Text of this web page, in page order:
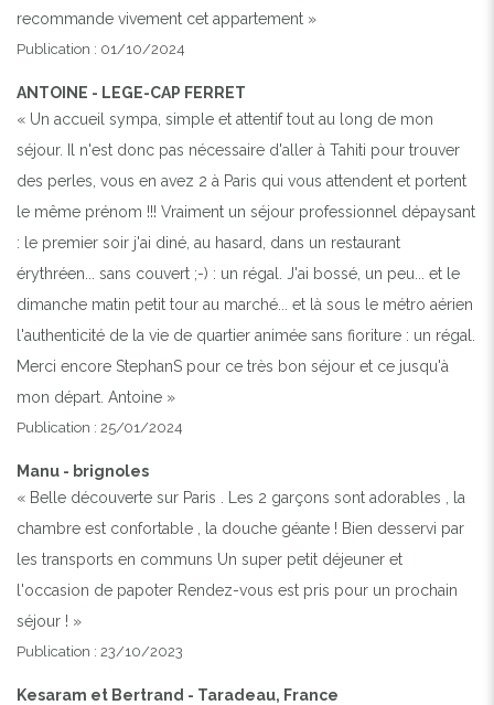
recommande vivement cet appartement »
Publication : 01/10/2024
ANTOINE - LEGE-CAP FERRET
« Un accueil sympa, simple et attentif tout au long de mon
séjour. Il n'est donc pas nécessaire d'aller à Tahiti pour trouver
des perles, vous en avez 2 à Paris qui vous attendent et portent
le même prénom !!! Vraiment un séjour professionnel dépaysant
: le premier soir j'ai diné, au hasard, dans un restaurant
érythréen... sans couvert ;-) : un régal. J'ai bossé, un peu... et le
dimanche matin petit tour au marché... et là sous le métro aérien
l'authenticité de la vie de quartier animée sans fioriture : un régal.
Merci encore StephanS pour ce très bon séjour et ce jusqu'à
mon départ. Antoine »
Publication : 25/01/2024
Manu - brignoles
« Belle découverte sur Paris . Les 2 garçons sont adorables , la
chambre est confortable , la douche géante ! Bien desservi par
les transports en communs Un super petit déjeuner et
l'occasion de papoter Rendez-vous est pris pour un prochain
séjour ! »
Publication : 23/10/2023
Kesaram et Bertrand - Taradeau, France